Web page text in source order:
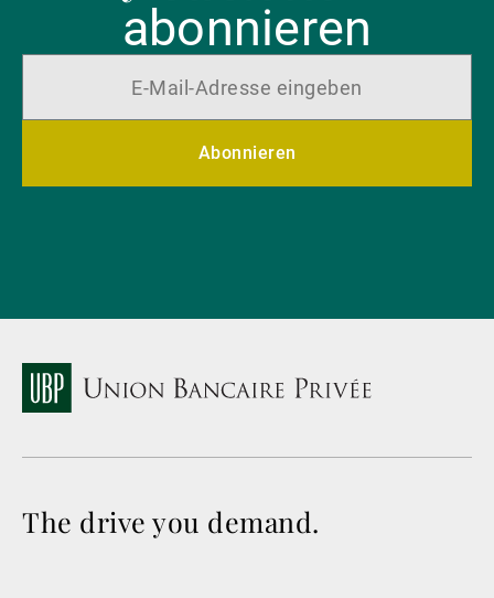
abonnieren
Abonnieren
The drive you demand.